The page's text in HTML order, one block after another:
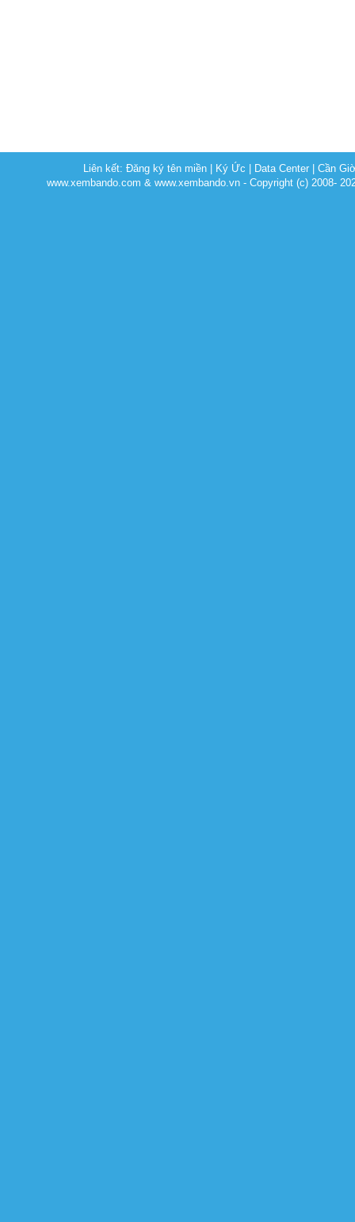
Liên kết:Đăng ký tên miền Ký Ức Data Center |Cần
www.xembando.com & www.xembando.vn - Copyright (c) 2008-